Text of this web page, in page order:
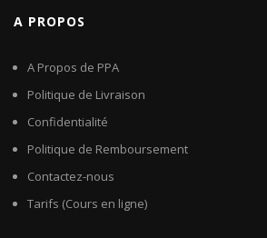
A PROPOS
A Propos de PPA
Politique de Livraison
Confidentialité
Politique de Remboursement
Contactez-nous
Tarifs (Cours en ligne)